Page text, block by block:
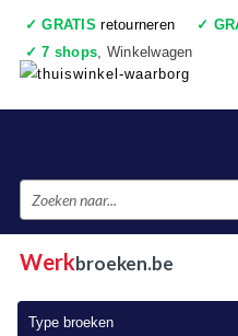
✓ GRATIS retourneren ✓
✓ 7 shops, Winkelwagen
✓Voor 17:00 uur besteld,
✓Achteraf betalen ✓Ook
Werkbroeken.be
Type broeken